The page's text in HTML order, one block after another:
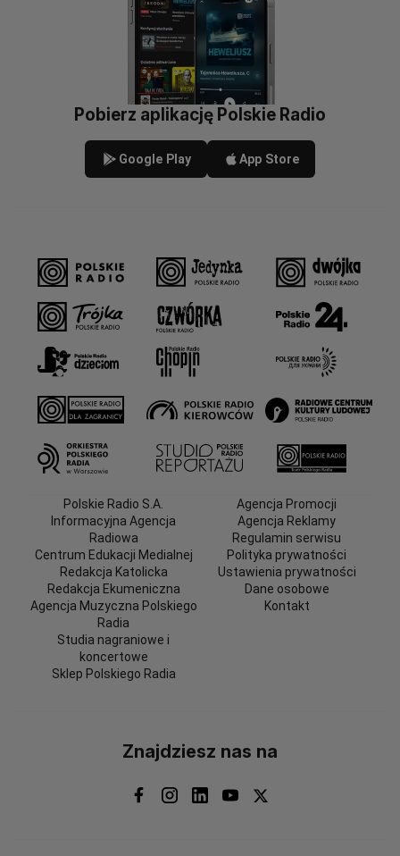
Pobierz aplikację Polskie Radio
Google Play App Store
Polskie Radio S.A.
Informacyjna Agencja
Radiowa
Centrum Edukacji Medialnej
Redakcja Katolicka
Redakcja Ekumeniczna
Agencja Muzyczna Polskiego
Radia
Studia nagraniowe i
koncertowe
Sklep Polskiego Radia
Agencja Promocji
Agencja Reklamy
Regulamin serwisu
Polityka prywatności
Ustawienia prywatności
Dane osobowe
Kontakt
Znajdziesz nas na